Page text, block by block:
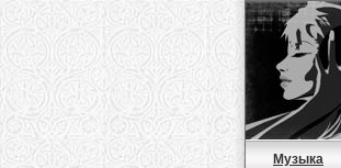
Музыка